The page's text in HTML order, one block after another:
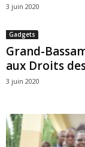
3 juin 2020
Gadgets
Grand-
aux Droits
3 juin 2020